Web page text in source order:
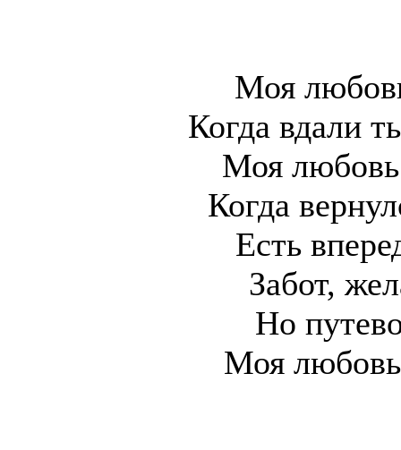
Моя
Когда вдали
Моя любовь
Когда
Есть
Забот,
Но
Моя любовь